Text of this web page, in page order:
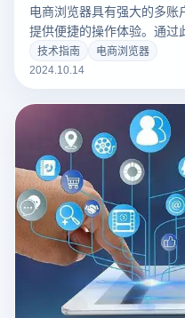
电商浏览器具有强大的多
提供便捷的操作体验。通过
备中多个电子商务平台的
浏览器采用防关联技术，确
户关联的风险，而且允许
高了工作效率，优化了业务
技术指南
电商浏览器
2024.10.14